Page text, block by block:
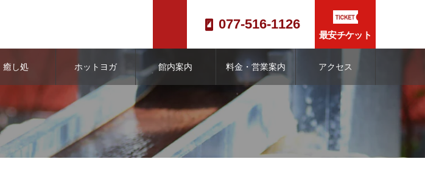
最安チケット
077-516-1126
癒し処 ホットヨガ 館内案内 料金・営業案内 アクセス